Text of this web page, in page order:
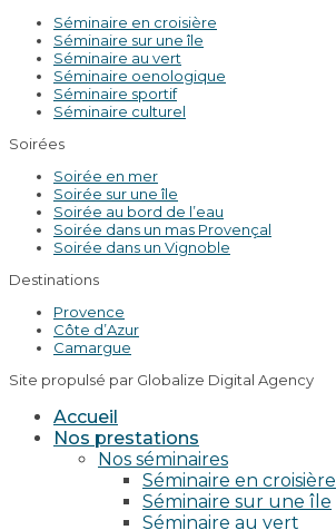
Séminaire en croisière
Séminaire sur une île
Séminaire au vert
Séminaire oenologique
Séminaire sportif
Séminaire culturel
Soirées
Soirée en mer
Soirée sur une île
Soirée au bord de l’eau
Soirée dans un mas Provençal
Soirée dans un Vignoble
Destinations
Provence
Côte d’Azur
Camargue
Site propulsé par Globalize Digital Agency
Accueil
Nos prestations
Nos séminaires
Séminaire en croisière
Séminaire sur une île
Séminaire au vert